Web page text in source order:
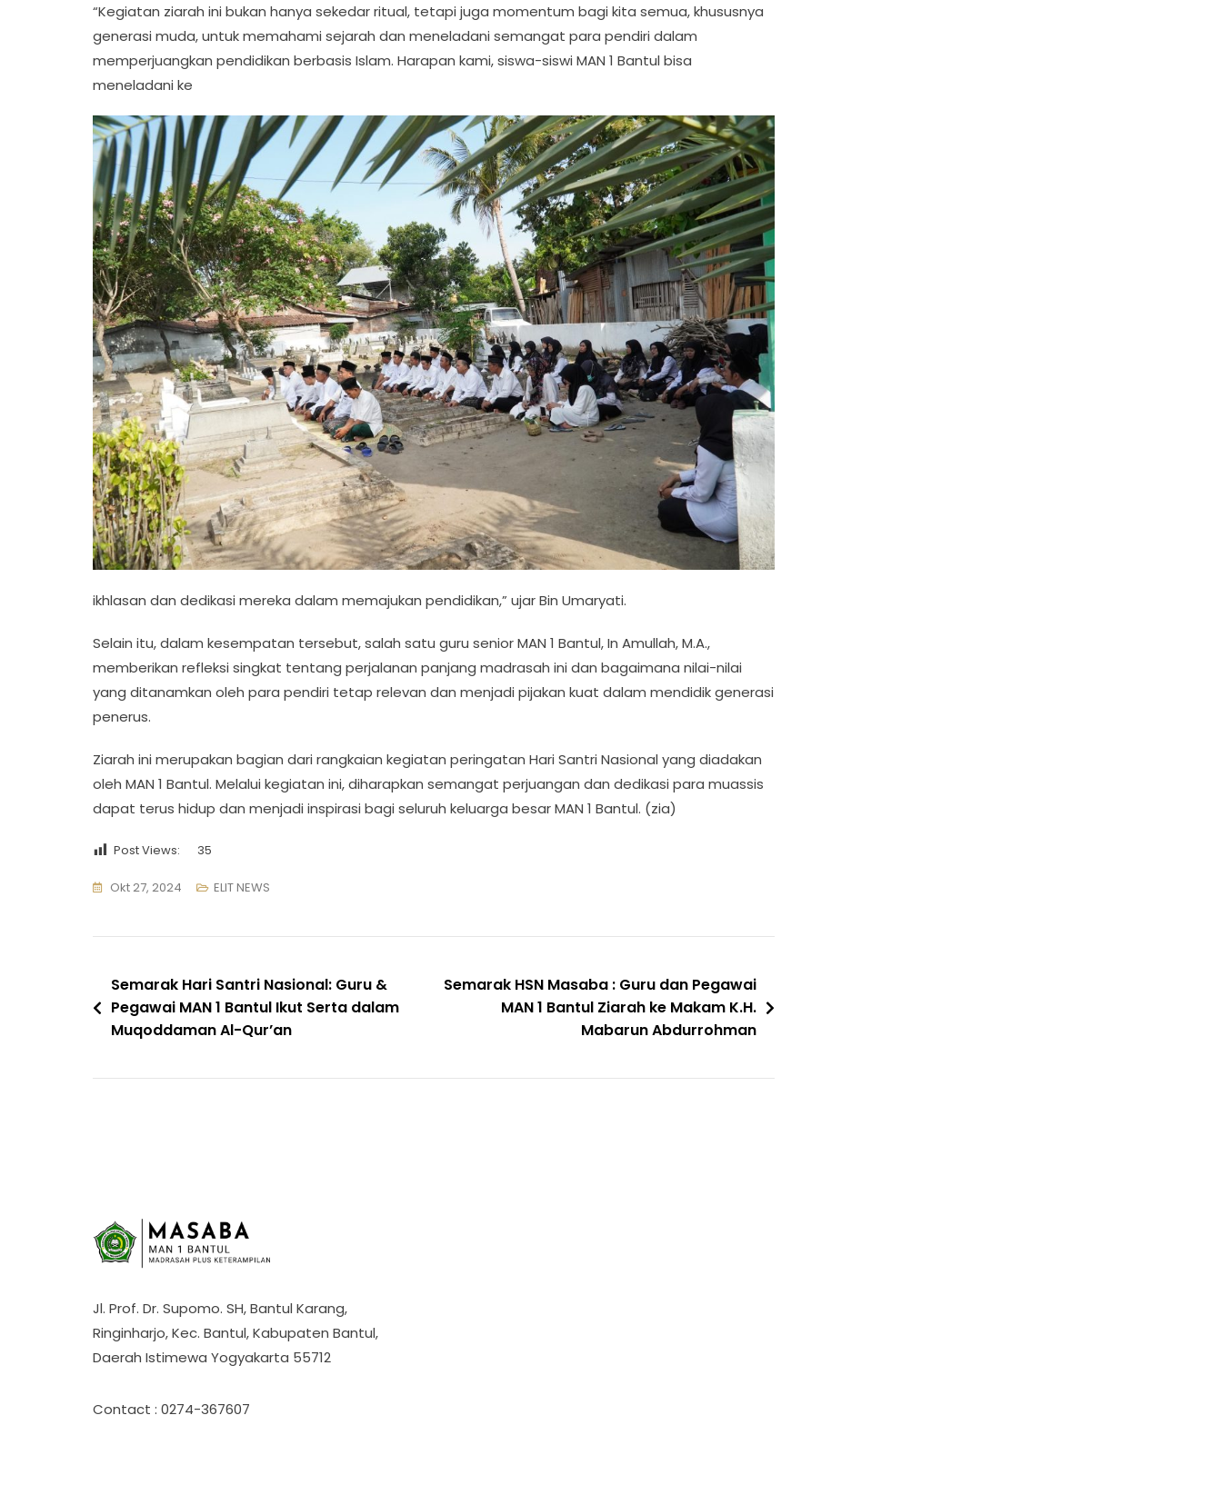
“Kegiatan ziarah ini bukan hanya sekedar ritual, tetapi juga momentum bagi kita semua, khususnya
generasi muda, untuk memahami sejarah dan meneladani semangat para pendiri dalam
memperjuangkan pendidikan berbasis Islam. Harapan kami, siswa-siswi MAN 1 Bantul bisa
meneladani ke
ikhlasan dan dedikasi mereka dalam memajukan pendidikan,” ujar Bin Umaryati.
Selain itu, dalam kesempatan tersebut, salah satu guru senior MAN 1 Bantul, In Amullah, M.A.,
memberikan refleksi singkat tentang perjalanan panjang madrasah ini dan bagaimana nilai-nilai
yang ditanamkan oleh para pendiri tetap relevan dan menjadi pijakan kuat dalam mendidik generasi
penerus.
Ziarah ini merupakan bagian dari rangkaian kegiatan peringatan Hari Santri Nasional yang diadakan
oleh MAN 1 Bantul. Melalui kegiatan ini, diharapkan semangat perjuangan dan dedikasi para muassis
dapat terus hidup dan menjadi inspirasi bagi seluruh keluarga besar MAN 1 Bantul. (zia)
Post Views: 35
Okt 27, 2024 ELIT NEWS
Navigasi
pos
Semarak Hari Santri Nasional: Guru &
Pegawai MAN 1 Bantul Ikut Serta dalam
Muqoddaman Al-Qur’an
Semarak HSN Masaba : Guru dan Pegawai
MAN 1 Bantul Ziarah ke Makam K.H.
Mabarun Abdurrohman
Jl. Prof. Dr. Supomo. SH, Bantul Karang,
Ringinharjo, Kec. Bantul, Kabupaten Bantul,
Daerah Istimewa Yogyakarta 55712
Contact : 0274-367607